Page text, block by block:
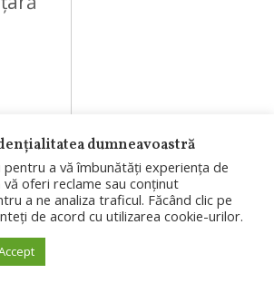
dumneavoastră
pentru a vă îmbunătăți experiența de
oferi reclame sau conținut
a ne analiza traficul. Făcând clic pe
de acord cu utilizarea cookie-urilor.